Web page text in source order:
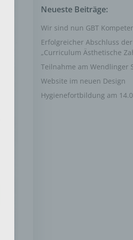
Neueste Beiträge:
Wir sind nun GBT
Erfolgreicher Abschluss
„Curriculum Ästhetische
Teilnahme am Wendlinger
Website im neuen Design
Hygienefortbildung am